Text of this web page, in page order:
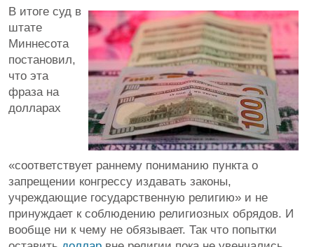
В итоге суд в
штате
Миннесота
постановил,
что эта
фраза на
долларах
«соответствует раннему пониманию пункта о
запрещении конгрессу издавать законы,
учреждающие государственную религию» и не
принуждает к соблюдению религиозных обрядов. И
вообще ни к чему не обязывает. Так что попытки